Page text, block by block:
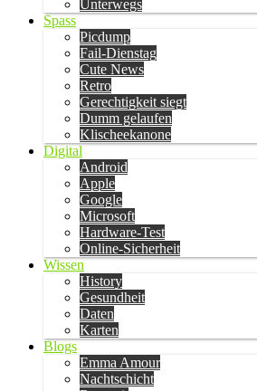
Unterwegs
Spass
Picdump
Fail-Dienstag
Cute News
Retro
Gerechtigkeit siegt
Dumm gelaufen
Klischeekanone
Digital
Android
Apple
Google
Microsoft
Hardware-Test
Online-Sicherheit
Wissen
History
Gesundheit
Daten
Karten
Blogs
Emma Amour
Nachtschicht